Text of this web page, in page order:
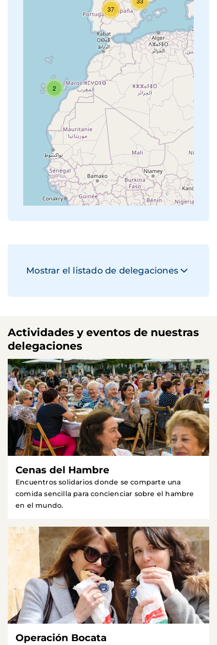
2
37
Mostrar el listado de delegaciones
Actividades y eventos de nuestras
delegaciones
Cenas del Hambre
Encuentros solidarios donde se comparte una
comida sencilla para concienciar sobre el hambre
en el mundo.
Operación Bocata